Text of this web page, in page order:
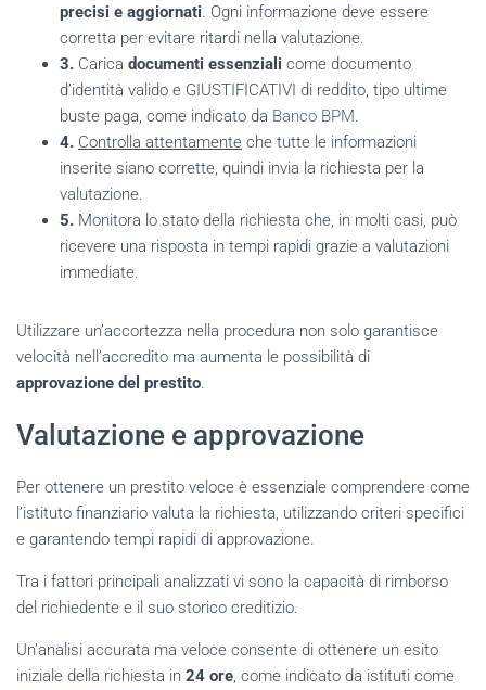
precisi e aggiornati. Ogni informazione deve essere
corretta per evitare ritardi nella valutazione.
3. Carica documenti essenziali come documento
d’identità valido e GIUSTIFICATIVI di reddito, tipo ultime
buste paga, come indicato da Banco BPM.
4. Controlla attentamente che tutte le informazioni
inserite siano corrette, quindi invia la richiesta per la
valutazione.
5. Monitora lo stato della richiesta che, in molti casi, può
ricevere una risposta in tempi rapidi grazie a valutazioni
immediate.
Utilizzare un’accortezza nella procedura non solo garantisce
velocità nell’accredito ma aumenta le possibilità di
approvazione del prestito.
Valutazione e approvazione
Per ottenere un prestito veloce è essenziale comprendere come
l’istituto finanziario valuta la richiesta, utilizzando criteri specifici
e garantendo tempi rapidi di approvazione.
Tra i fattori principali analizzati vi sono la capacità di rimborso
del richiedente e il suo storico creditizio.
Un’analisi accurata ma veloce consente di ottenere un esito
iniziale della richiesta in 24 ore, come indicato da istituti come